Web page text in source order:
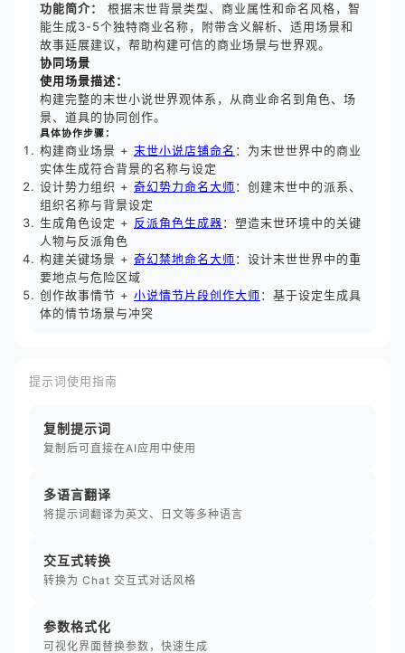
功能简介：
根据末世背景类型、商业属性和命名风格，智
能生成3-5个独特商业名称，附带含义解析、适用场景和
故事延展建议，帮助构建可信的商业场景与世界观。
协同场景
使用场景描述：
构建完整的末世小说世界观体系，从商业命名到角色、场
景、道具的协同创作。
具体协作步骤：
构建商业场景 + 末世小说店铺命名 ：为末世世界中的商业
实体生成符合背景的名称与设定
设计势力组织 + 奇幻势力命名大师：创建末世中的派系、
组织名称与背景设定
生成角色设定 + 反派角色生成器：塑造末世环境中的关键
人物与反派角色
构建关键场景 + 奇幻禁地命名大师：设计末世世界中的重
要地点与危险区域
创作故事情节 + 小说情节片段创作大师：基于设定生成具
体的情节场景与冲突
提示词使用指南
复制提示词
复制后可直接在AI应用中使用
多语言翻译
将提示词翻译为英文、日文等多种语言
交互式转换
转换为 Chat 交互式对话风格
参数格式化
可视化界面替换参数，快速生成